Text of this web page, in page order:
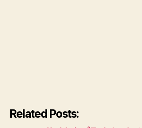
Related Posts: